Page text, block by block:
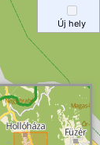
Új hely